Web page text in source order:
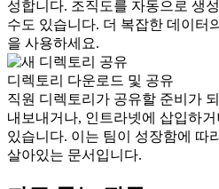
성합니다. 조직도를 자동으로 생
수도 있습니다. 더 복잡한 데이터
을 사용하세요.
디렉토리 다운로드 및 공유
직원 디렉토리가 공유할 준비가
내보내거나, 인트라넷에 삽입하
있습니다. 이는 팀이 성장함에 따
살아있는 문서입니다.